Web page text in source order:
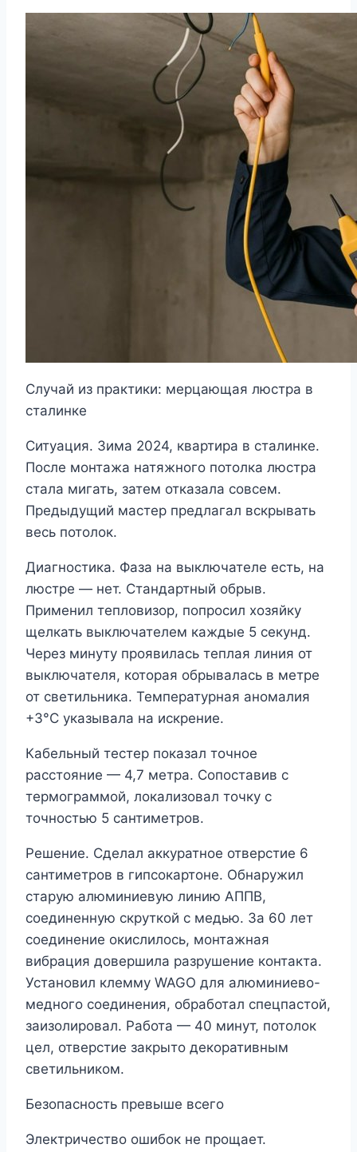
Случай из практики: мерцающая люстра в
сталинке
Ситуация. Зима 2024, квартира в сталинке.
После монтажа натяжного потолка люстра
стала мигать, затем отказала совсем.
Предыдущий мастер предлагал вскрывать
весь потолок.
Диагностика. Фаза на выключателе есть, на
люстре — нет. Стандартный обрыв.
Применил тепловизор, попросил хозяйку
щелкать выключателем каждые 5 секунд.
Через минуту проявилась теплая линия от
выключателя, которая обрывалась в метре
от светильника. Температурная аномалия
+3°C указывала на искрение.
Кабельный тестер показал точное
расстояние — 4,7 метра. Сопоставив с
термограммой, локализовал точку с
точностью 5 сантиметров.
Решение. Сделал аккуратное отверстие 6
сантиметров в гипсокартоне. Обнаружил
старую алюминиевую линию АППВ,
соединенную скруткой с медью. За 60 лет
соединение окислилось, монтажная
вибрация довершила разрушение контакта.
Установил клемму WAGO для алюминиево-
медного соединения, обработал спецпастой,
заизолировал. Работа — 40 минут, потолок
цел, отверстие закрыто декоративным
светильником.
Безопасность превыше всего
Электричество ошибок не прощает.